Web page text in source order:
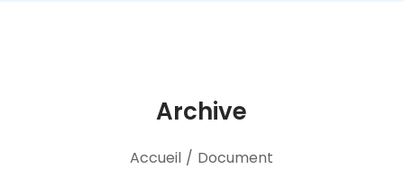
Archive
Accueil / Document